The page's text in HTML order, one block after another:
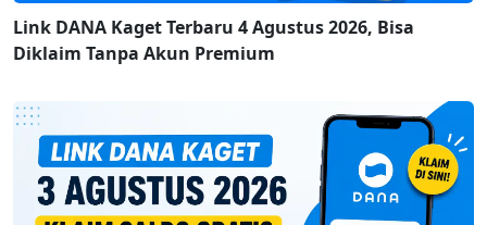
Link DANA Kaget Terbaru 4 Agustus 2026, Bisa
Diklaim Tanpa Akun Premium